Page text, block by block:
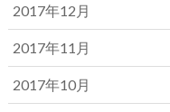
2017年12月
2017年11月
2017年10月